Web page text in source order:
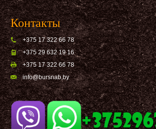
Контакты
+375 17 322 66 78
+375 29 632 19 16
+375 17 322 66 78
info@bursnab,by